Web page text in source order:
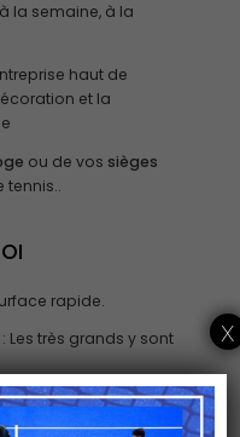
à la semaine, à la
haut de
et la
ou de vos sièges
tennis..
rapide.
Les très grands y sont
à merveille l’
la convivialité de la
x